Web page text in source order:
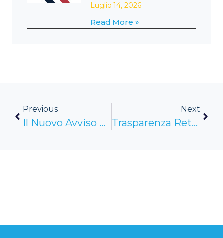
Luglio 14, 2026
Read More »
Previous
Il Nuovo Avviso Di Fondimpresa (1-2)
Next
Trasparenza Retributiva E Parità Di Genere – Le Novità Per I Datori Di Lavoro (1-2)